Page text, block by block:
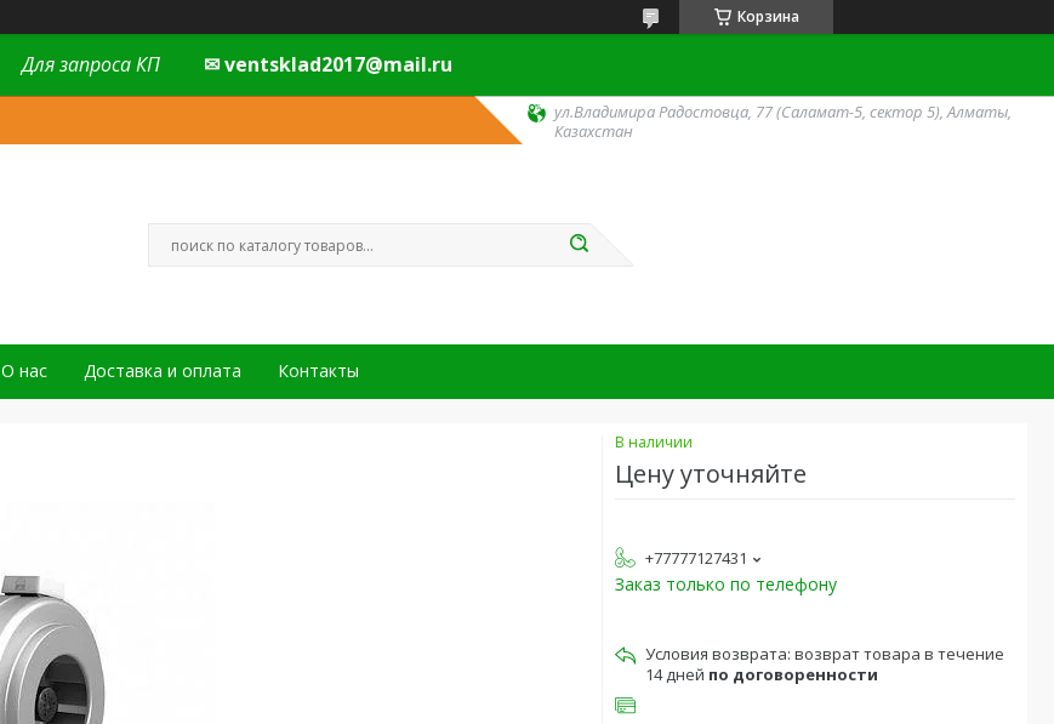
Корзина
Для запроса КП ✉ ventsklad2017@mail.ru
ул.Владимира Радостовца, 77 (Саламат-5, сектор 5), Алматы,
Казахстан
О нас Доставка и оплата Контакты
В наличии
Цену уточняйте
+77777127431
Заказ только по телефону
возврат товара в течение
14 дней по договоренности